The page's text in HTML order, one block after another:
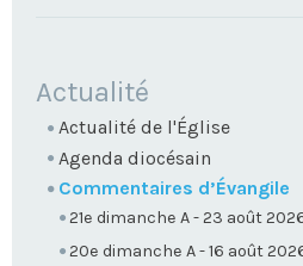
NAVIGATION
Actualité
Actualité de l'Église
Agenda diocésain
Commentaires d’Évangile
21e dimanche A - 23 août
20e dimanche A - 16 août